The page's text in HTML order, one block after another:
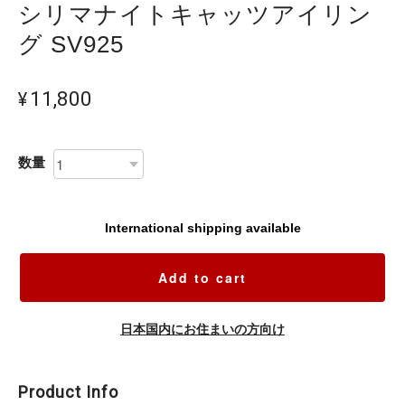
シリマナイトキャッツアイリン
グ SV925
¥11,800
数量
International shipping available
Add to cart
日本国内にお住まいの方向け
Product Info